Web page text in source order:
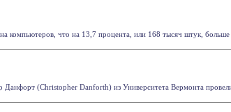
компьютеров, что на 13,7 процента, или 168 тысяч штук, больше
(Christopher Danforth) из Университета Вермонта провели